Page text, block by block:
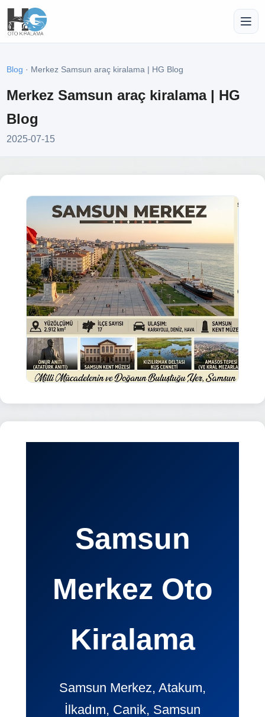
Blog · Merkez Samsun araç kiralama | HG Blog
Merkez Samsun araç kiralama | HG
Blog
2025-07-15
Samsun
Merkez Oto
Kiralama
Samsun Merkez, Atakum,
İlkadım, Canik, Samsun